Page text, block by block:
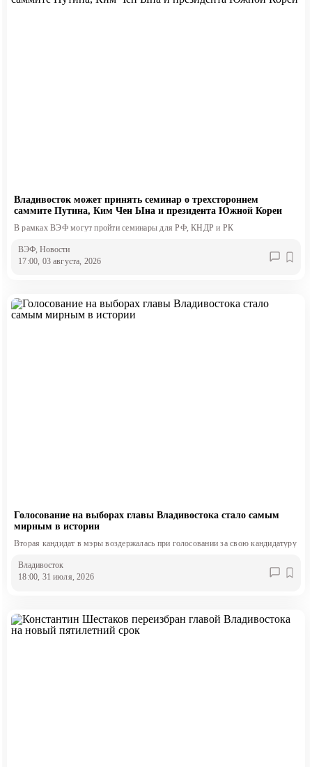
Владивосток может принять семинар о трехстороннем
саммите Путина, Ким Чен Ына и президента Южной Кореи
В рамках ВЭФ могут пройти семинары для РФ, КНДР и РК
ВЭФ, Новости
17:00, 03 августа, 2026
Голосование на выборах главы Владивостока стало самым
мирным в истории
Вторая кандидат в мэры воздержалась при голосовании за свою кандидатуру
Владивосток
18:00, 31 июля, 2026